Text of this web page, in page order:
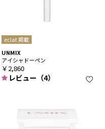
eclat 掲載
UNMIX
アイシャドーペン
￥2,860
レビュー（4）